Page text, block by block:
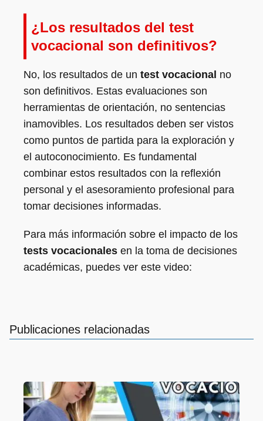
¿Los resultados del test
vocacional son definitivos?
No, los resultados de un test vocacional no
son definitivos. Estas evaluaciones son
herramientas de orientación, no sentencias
inamovibles. Los resultados deben ser vistos
como puntos de partida para la exploración y
el autoconocimiento. Es fundamental
combinar estos resultados con la reflexión
personal y el asesoramiento profesional para
tomar decisiones informadas.
Para más información sobre el impacto de los
tests vocacionales en la toma de decisiones
académicas, puedes ver este video:
Publicaciones relacionadas